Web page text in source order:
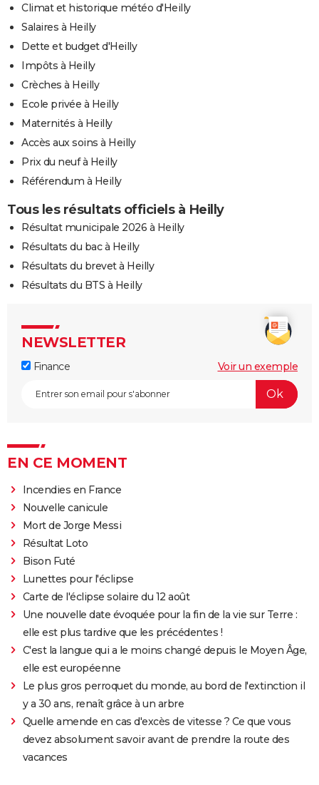
Climat et historique météo d'Heilly
Salaires à Heilly
Dette et budget d'Heilly
Impôts à Heilly
Crèches à Heilly
Ecole privée à Heilly
Maternités à Heilly
Accès aux soins à Heilly
Prix du neuf à Heilly
Référendum à Heilly
Tous les résultats officiels à Heilly
Résultat municipale 2026 à Heilly
Résultats du bac à Heilly
Résultats du brevet à Heilly
Résultats du BTS à Heilly
NEWSLETTER
Finance Voir un exemple
EN CE MOMENT
Incendies en France
Nouvelle canicule
Mort de Jorge Messi
Résultat Loto
Bison Futé
Lunettes pour l'éclipse
Carte de l'éclipse solaire du 12 août
Une nouvelle date évoquée pour la fin de la vie sur Terre :
elle est plus tardive que les précédentes !
C'est la langue qui a le moins changé depuis le Moyen Âge,
elle est européenne
Le plus gros perroquet du monde, au bord de l'extinction il
y a 30 ans, renaît grâce à un arbre
Quelle amende en cas d'excès de vitesse ? Ce que vous
devez absolument savoir avant de prendre la route des
vacances